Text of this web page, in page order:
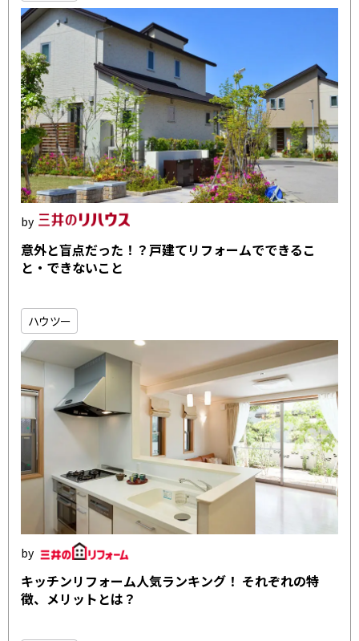
意外と盲点だった！？戸建てリフォームでできるこ
と・できないこと
ハウツー
キッチンリフォーム人気ランキング！ それぞれの特
徴、メリットとは？